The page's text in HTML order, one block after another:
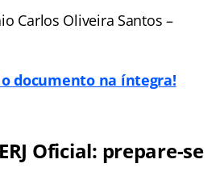
Carlos Oliveira Santos –
documento na íntegra!
Oficial: prepare-se